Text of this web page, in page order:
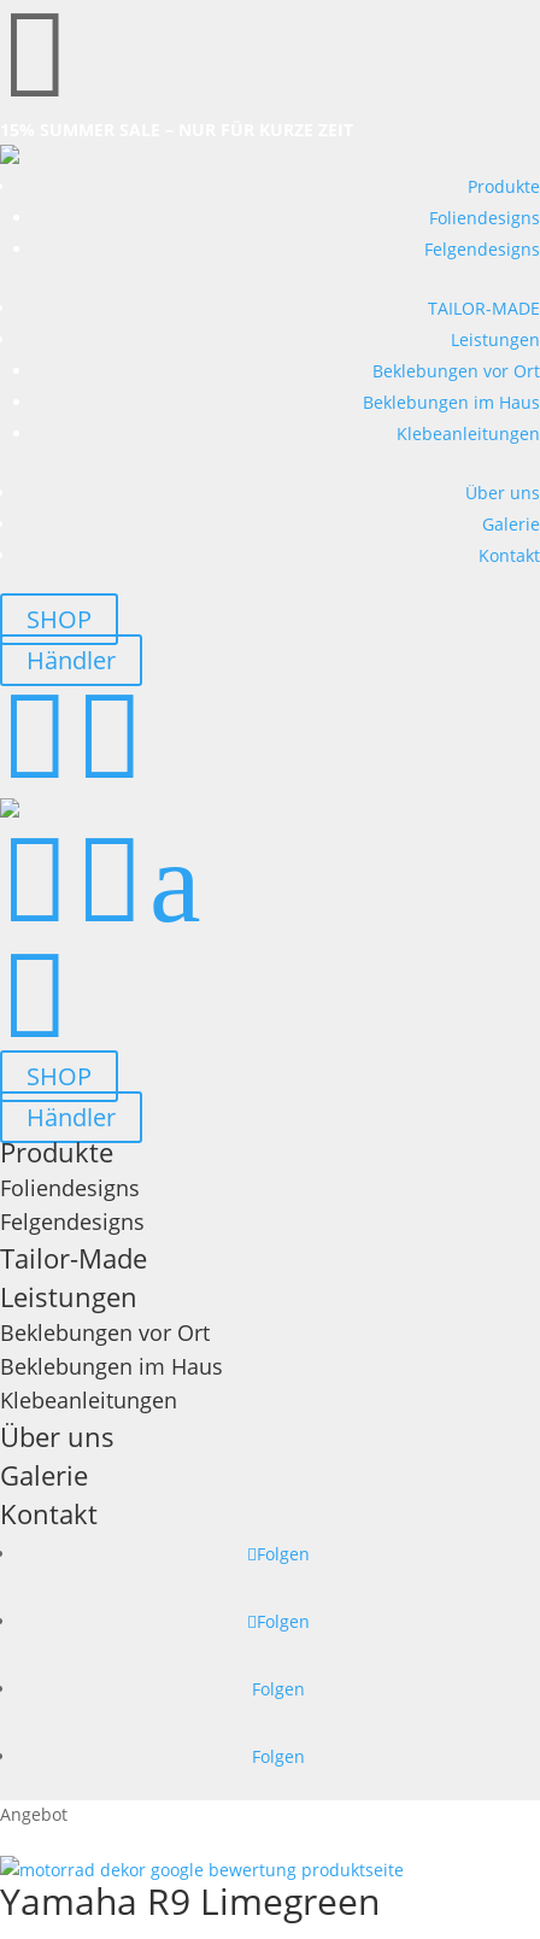

Produkte
Foliendesigns
Felgendesigns
TAILOR-MADE
Leistungen
Beklebungen vor Ort
Beklebungen im Haus
Klebeanleitungen
Über uns
Galerie
Kontakt
SHOP
Händler
 
 a

SHOP
Händler
Produkte
Foliendesigns
Felgendesigns
Tailor-Made
Leistungen
Beklebungen vor Ort
Beklebungen im Haus
Klebeanleitungen
Über uns
Galerie
Kontakt
Folgen
Folgen
Folgen
Folgen
Angebot
Yamaha R9 Limegreen